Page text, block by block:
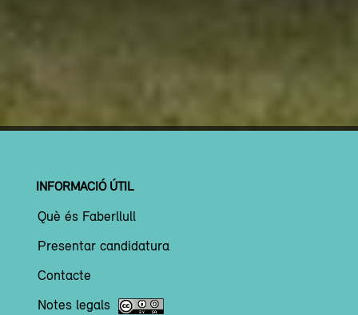
INFORMACIÓ ÚTIL
Què és Faberllull
Presentar candidatura
Contacte
Notes legals